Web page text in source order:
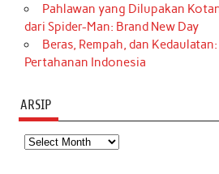
Pahlawan yang Dilupakan
dari Spider-Man: Brand New Day
Beras, Rempah, dan
Pertahanan Indonesia
ARSIP
Arsip